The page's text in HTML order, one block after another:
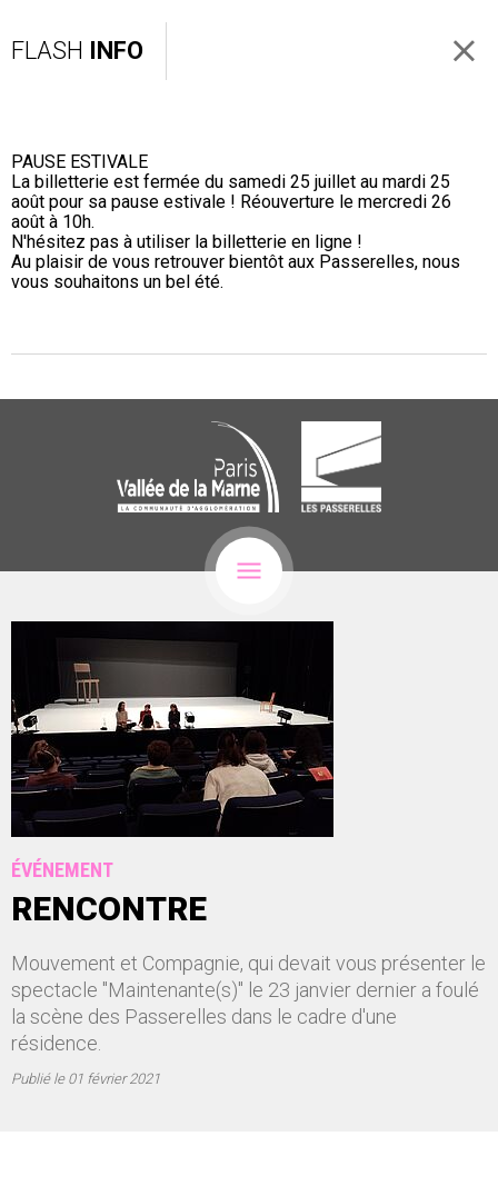
FLASH INFO
PAUSE ESTIVALE
La billetterie est fermée du samedi 25 juillet au mardi 25
août pour sa pause estivale ! Réouverture le mercredi 26
août à 10h.
N'hésitez pas à utiliser la billetterie en ligne !
Au plaisir de vous retrouver bientôt aux Passerelles, nous
vous souhaitons un bel été.
ÉVÉNEMENT
RENCONTRE
Mouvement et Compagnie, qui devait vous présenter le
spectacle "Maintenante(s)" le 23 janvier dernier a foulé
la scène des Passerelles dans le cadre d'une
résidence.
Publié le01 février 2021